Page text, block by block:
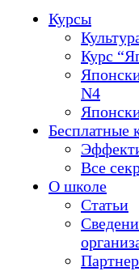
Курсы
Курс
N4
Бесплатные
Все
О школе
Статьи